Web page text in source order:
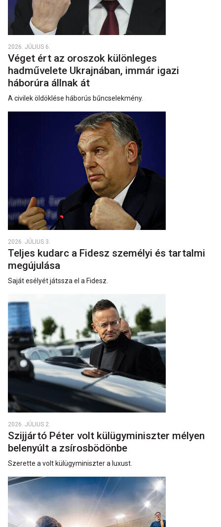
2026. JÚLIUS 6.
Véget ért az oroszok különleges
hadművelete Ukrajnában, immár igazi
háborúra állnak át
A civilek öldöklése háborús bűncselekmény.
2026. JÚLIUS 3.
Teljes kudarc a Fidesz személyi és tartalmi
megújulása
Saját esélyét játssza el a Fidesz.
2026. JÚLIUS 2.
Szijjártó Péter volt külügyminiszter mélyen
belenyúlt a zsírosbödönbe
Szerette a volt külügyminiszter a luxust.